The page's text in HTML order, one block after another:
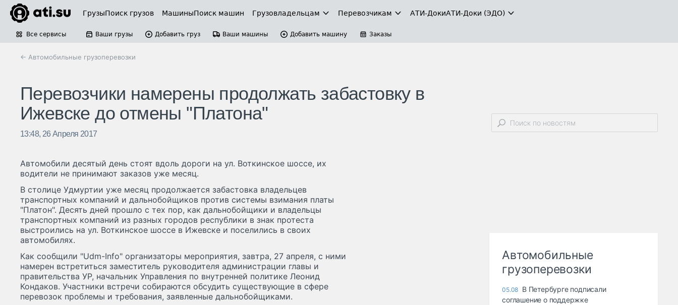
ГрузыПоиск грузов МашиныПоиск машин Грузовладельцам Перевозчикам АТИ-ДокиАТИ-Доки (ЭДО)
Все сервисы Ваши грузы Добавить груз Ваши машины Добавить машину Заказы
← Автомобильные грузоперевозки
Перевозчики намерены продолжать забастовку в
Ижевске до отмены "Платона"
13:48, 26 Апреля 2017
Автомобили десятый день стоят вдоль дороги на ул. Воткинское шоссе, их
водители не принимают заказов уже месяц.
В столице Удмуртии уже месяц продолжается забастовка владельцев
транспортных компаний и дальнобойщиков против системы взимания платы
"Платон". Десять дней прошло с тех пор, как дальнобойщики и владельцы
транспортных компаний из разных городов республики в знак протеста
выстроились на ул. Воткинское шоссе в Ижевске и поселились в своих
автомобилях.
Как сообщили "Udm-Info" организаторы мероприятия, завтра, 27 апреля, с ними
намерен встретиться заместитель руководителя администрации главы и
правительства УР, начальник Управления по внутренней политике Леонид
Кондаков. Участники встречи собираются обсудить существующие в сфере
перевозок проблемы и требования, заявленные дальнобойщиками.
Автомобильные
грузоперевозки
05.08 В Петербурге подписали
соглашение о поддержке